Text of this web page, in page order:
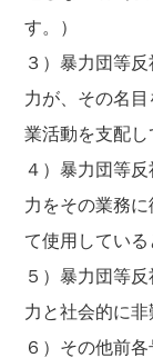
す。）
３）暴力団等
力が、その名
業活動を支配
４）暴力団等
力をその業務
て使用してい
５）暴力団等
力と社会的に
６）その他前